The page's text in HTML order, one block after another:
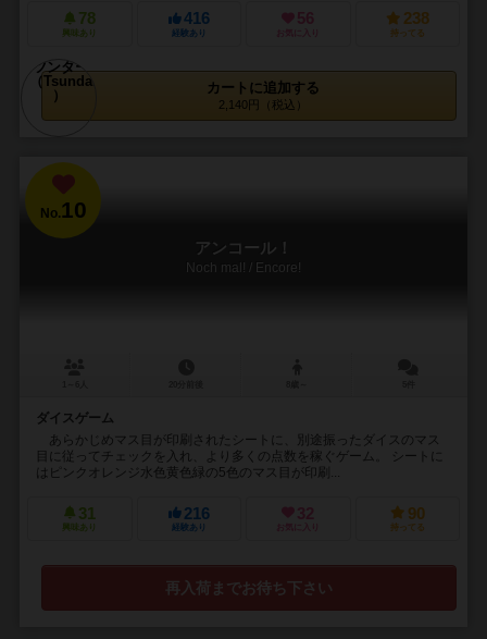
78
興味あり
416
経験あり
56
お気に入り
238
持ってる
カートに追加する
2,140円（税込）
No. 10
アンコール！
Noch mal! / Encore!
ダイスゲーム
あらかじめマス目が印刷されたシートに、別途振ったダイスのマス
目に従ってチェックを入れ、より多くの点数を稼ぐゲーム。 シートに
はピンクオレンジ水色黄色緑の5色のマス目が印刷...
31
興味あり
216
経験あり
32
お気に入り
90
持ってる
再入荷までお待ち下さい